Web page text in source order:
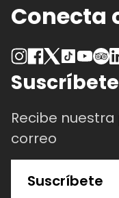
Conecta
Recibe
correo
Suscríbete